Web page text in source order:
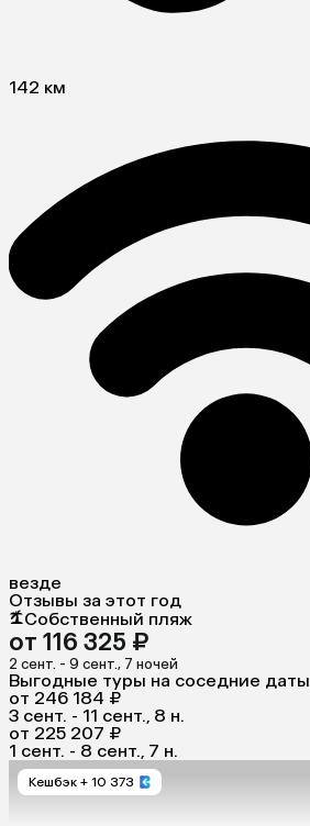
142 км
везде
Отзывы за этот год
Собственный пляж
от 116 325 ₽
2 сент. - 9 сент., 7 ночей
Выгодные туры на соседние даты
от 246 184 ₽
3 сент. - 11 сент., 8 н.
от 225 207 ₽
1 сент. - 8 сент., 7 н.
Кешбэк + 10 373